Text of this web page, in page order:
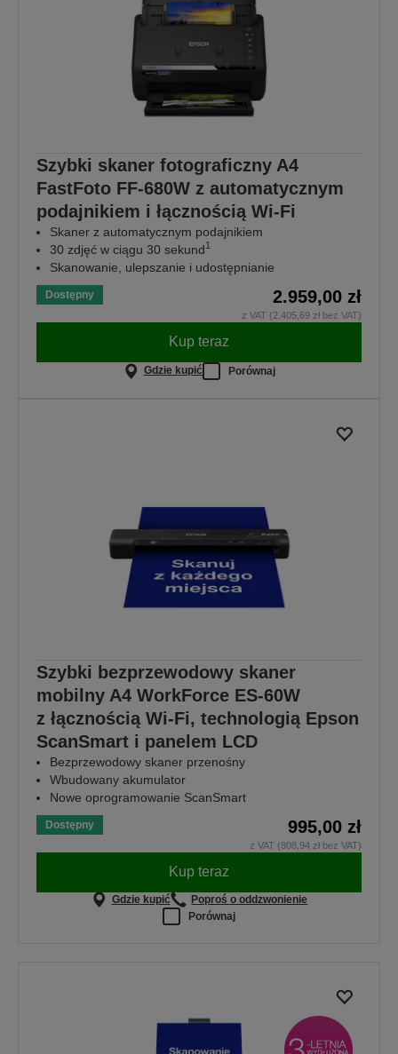
Szybki skaner fotograficzny A4
FastFoto FF-680W z automatycznym
podajnikiem i łącznością Wi-Fi
Skaner z automatycznym podajnikiem
30 zdjęć w ciągu 30 sekund1
Skanowanie, ulepszanie i udostępnianie
Dostępny 2.959,00 zł
z VAT (2.405,69 zł bez VAT)
Kup teraz
Gdzie kupić Porównaj
Szybki bezprzewodowy skaner
mobilny A4 WorkForce ES-60W
z łącznością Wi-Fi, technologią Epson
ScanSmart i panelem LCD
Bezprzewodowy skaner przenośny
Wbudowany akumulator
Nowe oprogramowanie ScanSmart
Dostępny 995,00 zł
z VAT (808,94 zł bez VAT)
Kup teraz
Gdzie kupić
Poproś o oddzwonienie
Porównaj